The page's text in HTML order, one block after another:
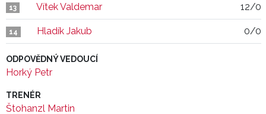
13 Vítek Valdemar 12/0
14 Hladík Jakub 0/0
ODPOVĚDNÝ VEDOUCÍ
Horký Petr
TRENÉR
Štohanzl Martin